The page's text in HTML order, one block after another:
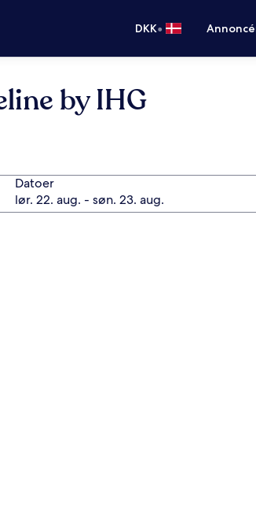
DKK•
by IHG
Datoer